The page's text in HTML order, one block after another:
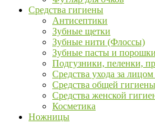
Средства гигиены
Антисептики
Зубные щетки
Зубные нити (Флоссы)
Зубные пасты и порошки
Подгузники, пеленки,
Средства ухода за
Средства общей гигиены
Средства женской
Косметика
Ножницы